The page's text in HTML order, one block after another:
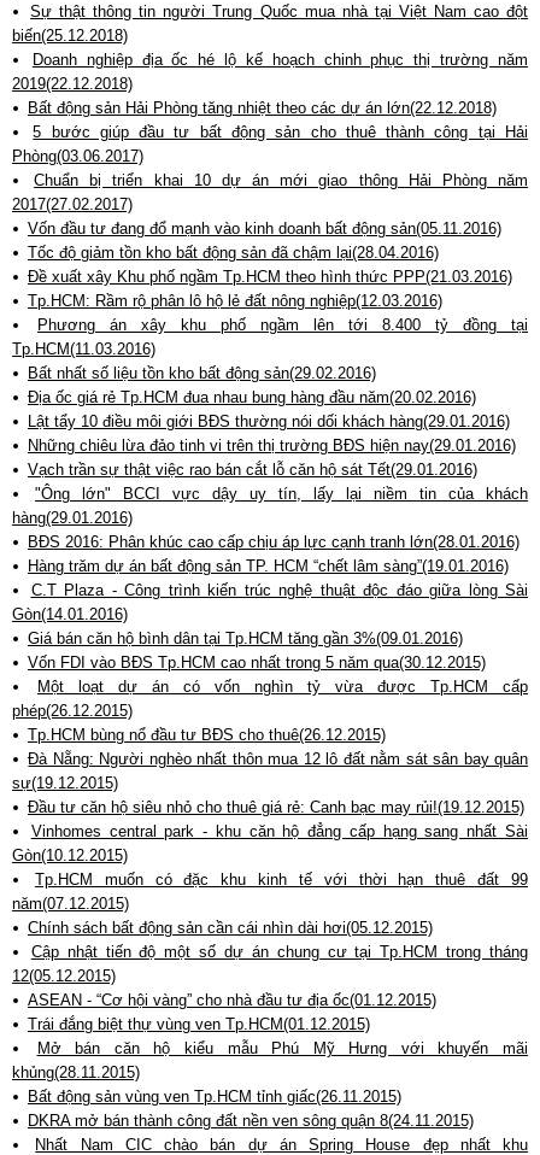
Sự thật thông tin người Trung Quốc mua nhà tại Việt Nam cao đột
biến(25.12.2018)
Doanh nghiệp địa ốc hé lộ kế hoạch chinh phục thị trường năm
2019(22.12.2018)
Bất động sản Hải Phòng tăng nhiệt theo các dự án lớn(22.12.2018)
5 bước giúp đầu tư bất động sản cho thuê thành công tại Hải
Phòng(03.06.2017)
Chuẩn bị triển khai 10 dự án mới giao thông Hải Phòng năm
2017(27.02.2017)
Vốn đầu tư đang đổ mạnh vào kinh doanh bất động sản(05.11.2016)
Tốc độ giảm tồn kho bất động sản đã chậm lại(28.04.2016)
Đề xuất xây Khu phố ngầm Tp.HCM theo hình thức PPP(21.03.2016)
Tp.HCM: Rầm rộ phân lô hộ lẻ đất nông nghiệp(12.03.2016)
Phương án xây khu phố ngầm lên tới 8.400 tỷ đồng tại
Tp.HCM(11.03.2016)
Bất nhất số liệu tồn kho bất động sản(29.02.2016)
Địa ốc giá rẻ Tp.HCM đua nhau bung hàng đầu năm(20.02.2016)
Lật tẩy 10 điều môi giới BĐS thường nói dối khách hàng(29.01.2016)
Những chiêu lừa đảo tinh vi trên thị trường BĐS hiện nay(29.01.2016)
Vạch trần sự thật việc rao bán cắt lỗ căn hộ sát Tết(29.01.2016)
"Ông lớn" BCCI vực dậy uy tín, lấy lại niềm tin của khách
hàng(29.01.2016)
BĐS 2016: Phân khúc cao cấp chịu áp lực cạnh tranh lớn(28.01.2016)
Hàng trăm dự án bất động sản TP. HCM “chết lâm sàng”(19.01.2016)
C.T Plaza - Công trình kiến trúc nghệ thuật độc đáo giữa lòng Sài
Gòn(14.01.2016)
Giá bán căn hộ bình dân tại Tp.HCM tăng gần 3%(09.01.2016)
Vốn FDI vào BĐS Tp.HCM cao nhất trong 5 năm qua(30.12.2015)
Một loạt dự án có vốn nghìn tỷ vừa được Tp.HCM cấp
phép(26.12.2015)
Tp.HCM bùng nổ đầu tư BĐS cho thuê(26.12.2015)
Đà Nẵng: Người nghèo nhất thôn mua 12 lô đất nằm sát sân bay quân
sự(19.12.2015)
Đầu tư căn hộ siêu nhỏ cho thuê giá rẻ: Canh bạc may rủi!(19.12.2015)
Vinhomes central park - khu căn hộ đẳng cấp hạng sang nhất Sài
Gòn(10.12.2015)
Tp.HCM muốn có đặc khu kinh tế với thời hạn thuê đất 99
năm(07.12.2015)
Chính sách bất động sản cần cái nhìn dài hơi(05.12.2015)
Cập nhật tiến độ một số dự án chung cư tại Tp.HCM trong tháng
12(05.12.2015)
ASEAN - “Cơ hội vàng” cho nhà đầu tư địa ốc(01.12.2015)
Trái đắng biệt thự vùng ven Tp.HCM(01.12.2015)
Mở bán căn hộ kiểu mẫu Phú Mỹ Hưng với khuyến mãi
khủng(28.11.2015)
Bất động sản vùng ven Tp.HCM tỉnh giấc(26.11.2015)
DKRA mở bán thành công đất nền ven sông quận 8(24.11.2015)
Nhất Nam CIC chào bán dự án Spring House đẹp nhất khu